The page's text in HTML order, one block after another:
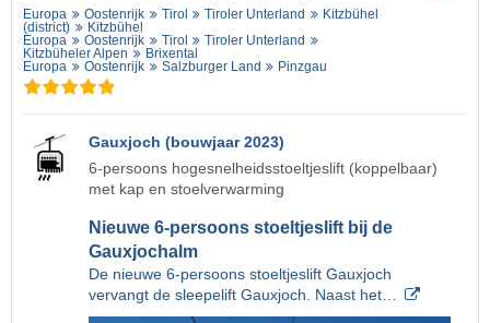
Europa Oostenrijk Tirol Tiroler Unterland
Kitzbühel
(district)
Kitzbühel
Europa
Oostenrijk Tirol
Tiroler Unterland
Kitzbüheler Alpen
Brixental
Europa
Oostenrijk Salzburger Land Pinzgau
Gauxjoch (bouwjaar 2023)
6-persoons hogesnelheidsstoeltjeslift (koppelbaar)
met kap en stoelverwarming
Nieuwe 6-persoons stoeltjeslift bij de
Gauxjochalm
De nieuwe 6-persoons stoeltjeslift Gauxjoch
vervangt de sleepelift Gauxjoch. Naast het…